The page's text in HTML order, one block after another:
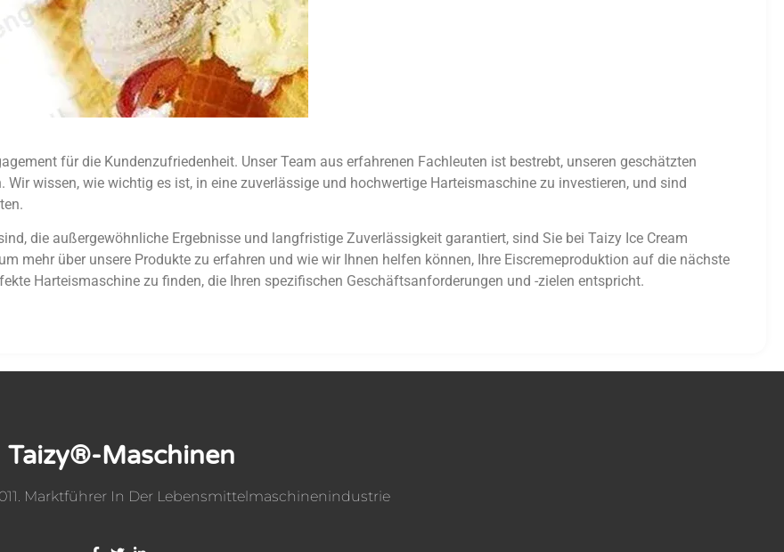
für die Kundenzufriedenheit. Unser Team aus erfahrenen Fachleuten ist bestrebt, unseren geschätzten
wissen, wie wichtig es ist, in eine zuverlässige und hochwertige Harteismaschine zu investieren, und sind
die außergewöhnliche Ergebnisse und langfristige Zuverlässigkeit garantiert, sind Sie bei Taizy Ice Cream
mehr über unsere Produkte zu erfahren und wie wir Ihnen helfen können, Ihre Eiscremeproduktion auf die nächste
Harteismaschine zu finden, die Ihren spezifischen Geschäftsanforderungen und -zielen entspricht.
Taizy®-Maschinen
Marktführer In Der Lebensmittelmaschinenindustrie